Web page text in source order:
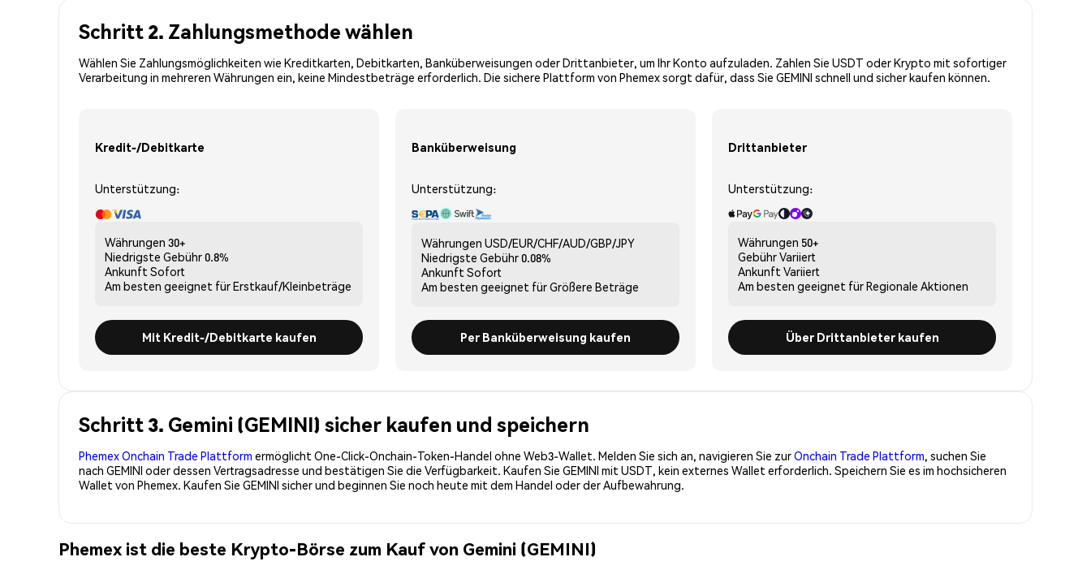
Schritt 2. Zahlungsmethode wählen
Wählen Sie Zahlungsmöglichkeiten wie Kreditkarten, Debitkarten, Banküberweisungen oder Drittanbieter, um Ihr Konto aufzuladen. Zahlen Sie USDT oder Krypto mit sofortiger
Verarbeitung in mehreren Währungen ein, keine Mindestbeträge erforderlich. Die sichere Plattform von Phemex sorgt dafür, dass Sie GEMINI schnell und sicher kaufen können.
Kredit-/Debitkarte
Unterstützung:
Währungen 30+
Niedrigste Gebühr0.8%
Ankunft Sofort
Am besten geeignet fürErstkauf/Kleinbeträge
Mit Kredit-/Debitkarte kaufen
Banküberweisung
Unterstützung:
Währungen USD/EUR/CHF/AUD/GBP/JPY
Niedrigste Gebühr0.08%
Ankunft Sofort
Am besten geeignet fürGrößere Beträge
Per Banküberweisung kaufen
Drittanbieter
Unterstützung:
Währungen 50+
GebührVariiert
Ankunft Variiert
Am besten geeignet fürRegionale Aktionen
Über Drittanbieter kaufen
Schritt 3. Gemini (GEMINI) sicher kaufen und speichern
Phemex Onchain Trade Plattform ermöglicht One-Click-Onchain-Token-Handel ohne Web3-Wallet. Melden Sie sich an, navigieren Sie zurOnchain Trade Plattform, suchen Sie
nach GEMINI oder dessen Vertragsadresse und bestätigen Sie die Verfügbarkeit. Kaufen Sie GEMINI mit USDT, kein externes Wallet erforderlich. Speichern Sie es im hochsicheren
Wallet von Phemex. Kaufen Sie GEMINI sicher und beginnen Sie noch heute mit dem Handel oder der Aufbewahrung.
Phemex ist die beste Krypto-Börse zum Kauf von Gemini (GEMINI)